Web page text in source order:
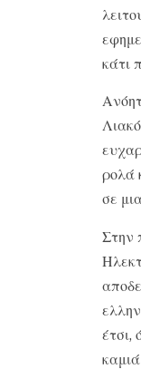
κάτι
ρολά
σε
Στην
έτσι,